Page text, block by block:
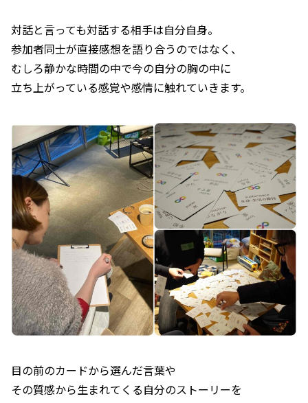
対話と言っても対話する相手は自分自身。
参加者同士が直接感想を語り合うのではなく、
むしろ静かな時間の中で今の自分の胸の中に
立ち上がっている感覚や感情に触れていきます。
目の前のカードから選んだ言葉や
その質感から生まれてくる自分のストーリーを